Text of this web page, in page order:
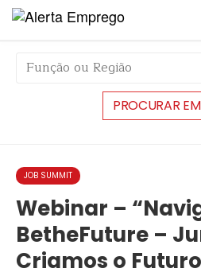
string(6) "#42254"
JOB SUMMIT
Webinar –
BetheFuture –
Criamos o